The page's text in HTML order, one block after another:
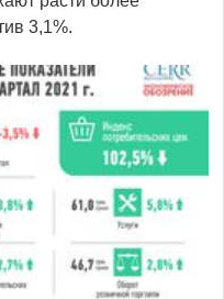
3,1%.